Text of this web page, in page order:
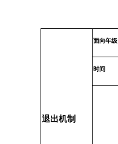
退出机制
面向年级
时间